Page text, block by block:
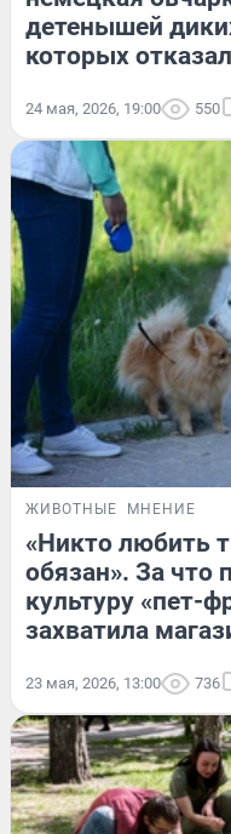
детенышей
которых
24 мая, 2026, 19:00 550
ЖИВОТНЫЕ МНЕНИЕ
«Никто любить
обязан». За что
культуру «пет-
захватила
23 мая, 2026, 13:00 736